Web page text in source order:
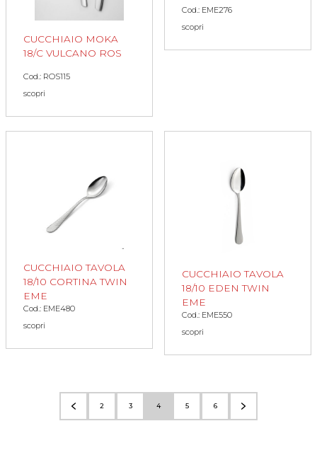
CUCCHIAIO MOKA
18/C VULCANO ROS
Cod.: ROS115
scopri
Cod.: EME276
scopri
CUCCHIAIO TAVOLA
18/10 CORTINA TWIN
EME
Cod.: EME480
scopri
CUCCHIAIO TAVOLA
18/10 EDEN TWIN
EME
Cod.: EME550
scopri
2 3 4 5 6